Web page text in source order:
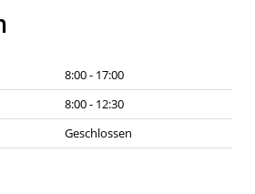
8:00 - 17:00
8:00 - 12:30
Geschlossen